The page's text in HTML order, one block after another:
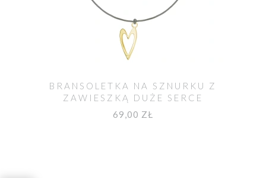
BRANSOLETKA NA SZNURKU Z
ZAWIESZKĄ DUŻE SERCE
POZŁACANA
69,00 ZŁ